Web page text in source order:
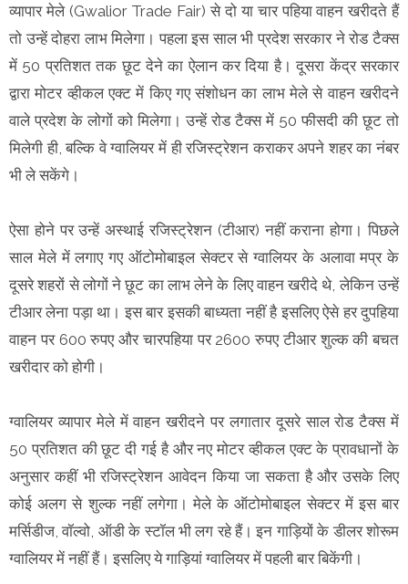
व्यापार मेले (Gwalior Trade Fair) से दो या चार पहिया वाहन खरीदते हैं
तो उन्हें दोहरा लाभ मिलेगा। पहला इस साल भी प्रदेश सरकार ने रोड टैक्स
में 50 प्रतिशत तक छूट देने का ऐलान कर दिया है। दूसरा केंद्र सरकार
द्वारा मोटर व्हीकल एक्ट में किए गए संशोधन का लाभ मेले से वाहन खरीदने
वाले प्रदेश के लोगों को मिलेगा। उन्हें रोड टैक्स में 50 फीसदी की छूट तो
मिलेगी ही, बल्कि वे ग्वालियर में ही रजिस्ट्रेशन कराकर अपने शहर का नंबर
भी ले सकेंगे।
ऐसा होने पर उन्हें अस्थाई रजिस्ट्रेशन (टीआर) नहीं कराना होगा। पिछले
साल मेले में लगाए गए ऑटोमोबाइल सेक्टर से ग्वालियर के अलावा मप्र के
दूसरे शहरों से लोगों ने छूट का लाभ लेने के लिए वाहन खरीदे थे, लेकिन उन्हें
टीआर लेना पड़ा था। इस बार इसकी बाध्यता नहीं है इसलिए ऐसे हर दुपहिया
वाहन पर 600 रुपए और चारपहिया पर 2600 रुपए टीआर शुल्क की बचत
खरीदार को होगी।
ग्वालियर व्यापार मेले में वाहन खरीदने पर लगातार दूसरे साल रोड टैक्स में
50 प्रतिशत की छूट दी गई है और नए मोटर व्हीकल एक्ट के प्रावधानों के
अनुसार कहीं भी रजिस्ट्रेशन आवेदन किया जा सकता है और उसके लिए
कोई अलग से शुल्क नहीं लगेगा। मेले के ऑटोमोबाइल सेक्टर में इस बार
मर्सिडीज, वॉल्वो, ऑडी के स्टॉल भी लग रहे हैं। इन गाड़ियों के डीलर शोरूम
ग्वालियर में नहीं हैं। इसलिए ये गाड़ियां ग्वालियर में पहली बार बिकेंगी।